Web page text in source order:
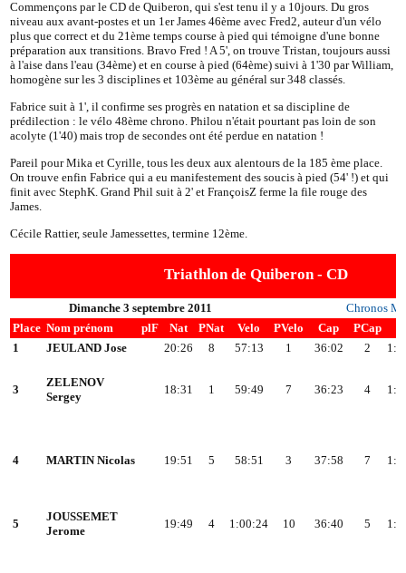
Commençons par le CD de Quiberon, qui s'est tenu il y a 10jours. Du gros
niveau aux avant-postes et un 1er James 46ème avec Fred2, auteur d'un vélo
plus que correct et du 21ème temps course à pied qui témoigne d'une bonne
préparation aux transitions. Bravo Fred ! A 5', on trouve Tristan, toujours aussi
à l'aise dans l'eau (34ème) et en course à pied (64ème) suivi à 1'30 par William,
homogène sur les 3 disciplines et 103ème au général sur 348 classés.
Fabrice suit à 1', il confirme ses progrès en natation et sa discipline de
prédilection : le vélo 48ème chrono. Philou n'était pourtant pas loin de son
acolyte (1'40) mais trop de secondes ont été perdue en natation !
Pareil pour Mika et Cyrille, tous les deux aux alentours de la 185 ème place.
On trouve enfin Fabrice qui a eu manifestement des soucis à pied (54' !) et qui
finit avec StephK. Grand Phil suit à 2' et FrançoisZ ferme la file rouge des
James.
Cécile Rattier, seule Jamessettes, termine 12ème.
Triathlon de Quiberon - CD
Dimanche 3 septembre 2011
Chronos
Place Nom prénom plF Nat PNat Velo PVelo Cap PCap
1
JEULAND Jose 20:26 8 57:13 1 36:02 2
3
ZELENOV
Sergey
18:31 1 59:49 7 36:23 4
4 MARTIN Nicolas 19:51 5 58:51 3 37:58 7
5
JOUSSEMET
Jerome
19:49 4 1:00:24 10 36:40 5